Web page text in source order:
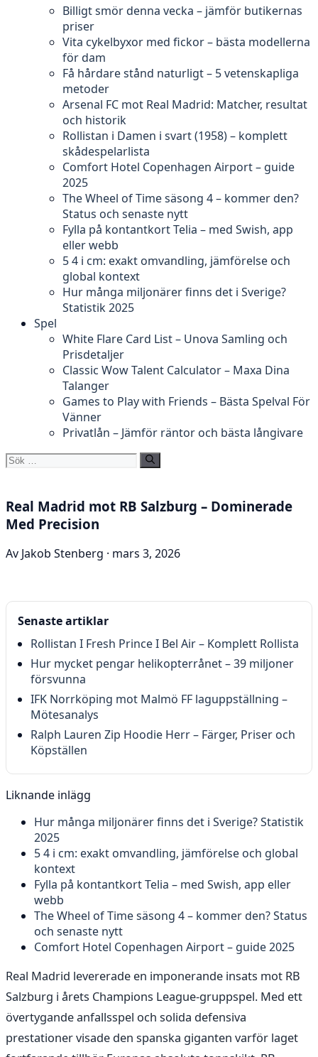
Billigt smör denna vecka – jämför butikernas
priser
Vita cykelbyxor med fickor – bästa modellerna
för dam
Få hårdare stånd naturligt – 5 vetenskapliga
metoder
Arsenal FC mot Real Madrid: Matcher, resultat
och historik
Rollistan i Damen i svart (1958) – komplett
skådespelarlista
Comfort Hotel Copenhagen Airport – guide
2025
The Wheel of Time säsong 4 – kommer den?
Status och senaste nytt
Fylla på kontantkort Telia – med Swish, app
eller webb
5 4 i cm: exakt omvandling, jämförelse och
global kontext
Hur många miljonärer finns det i Sverige?
Statistik 2025
Spel
White Flare Card List – Unova Samling och
Prisdetaljer
Classic Wow Talent Calculator – Maxa Dina
Talanger
Games to Play with Friends – Bästa Spelval För
Vänner
Privatlån – Jämför räntor och bästa långivare
Sök
Real Madrid mot RB Salzburg – Dominerade
Med Precision
Av Jakob Stenberg · mars 3, 2026
Senaste artiklar
Rollistan I Fresh Prince I Bel Air – Komplett Rollista
Hur mycket pengar helikopterrånet – 39 miljoner
försvunna
IFK Norrköping mot Malmö FF laguppställning –
Mötesanalys
Ralph Lauren Zip Hoodie Herr – Färger, Priser och
Köpställen
Liknande inlägg
Hur många miljonärer finns det i Sverige? Statistik
2025
5 4 i cm: exakt omvandling, jämförelse och global
kontext
Fylla på kontantkort Telia – med Swish, app eller
webb
The Wheel of Time säsong 4 – kommer den? Status
och senaste nytt
Comfort Hotel Copenhagen Airport – guide 2025
Real Madrid levererade en imponerande insats mot RB
Salzburg i årets Champions League-gruppspel. Med ett
övertygande anfallsspel och solida defensiva
prestationer visade den spanska giganten varför laget